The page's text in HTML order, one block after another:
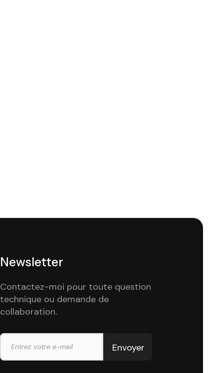
Newsletter
Contactez-moi pour toute question
technique ou demande de
collaboration.